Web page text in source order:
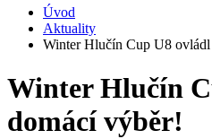
Úvod
Aktuality
Winter Hlučín Cup U8
Winter Hlučín
domácí výběr!